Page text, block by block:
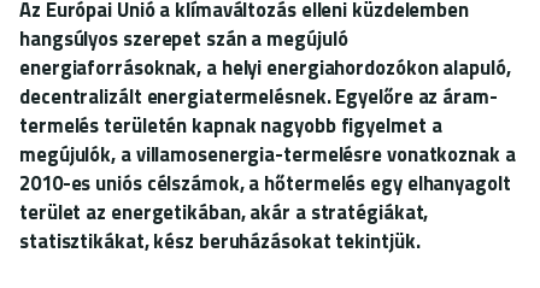
Az Európai Unió a klímaváltozás elleni küzdelemben
hangsúlyos szerepet szán a megújuló
energiaforrásoknak, a helyi energiahordozókon alapuló,
decentralizált energiatermelésnek. Egyelőre az áram-
termelés területén kapnak nagyobb figyelmet a
megújulók, a villamosenergia-termelésre vonatkoznak a
2010-es uniós célszámok, a hőtermelés egy elhanyagolt
terület az energetikában, akár a stratégiákat,
statisztikákat, kész beruházásokat tekintjük.